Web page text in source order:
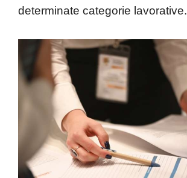
determinate categorie lavorative.